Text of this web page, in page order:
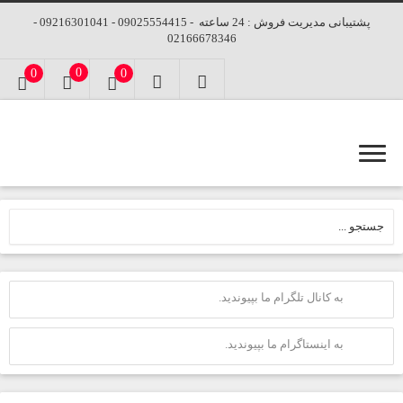
پشتیبانی مدیریت فروش : 24 ساعته - 09025554415 - 09216301041 -
02166678346
0 0 0
به کانال تلگرام ما بپیوندید.
به اینستاگرام ما بپیوندید.